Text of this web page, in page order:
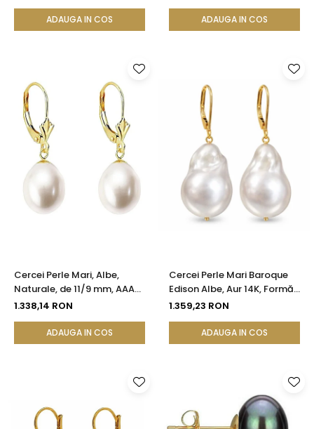
ADAUGA IN COS ADAUGA IN COS
Cercei Perle Mari, Albe,
Naturale, de 11/9 mm, AAA+,
Aur 14K (aur 585), Forma
1.338,14 RON
ADAUGA IN COS
Cercei Perle Mari Baroque
Edison Albe, Aur 14K, Formă
Organică | KASKADDA®
1.359,23 RON
ADAUGA IN COS